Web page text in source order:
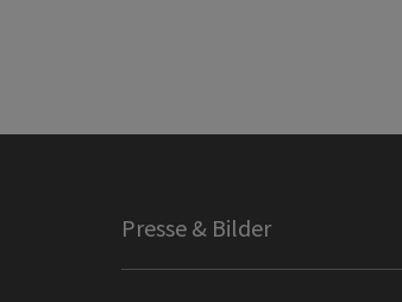
Presse & Bilder